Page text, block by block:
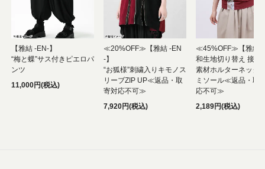
【雅結 -EN-】
“梅と蝶”サス付きピエロパ
ンツ
11,000円(税込)
≪20%OFF≫【雅結 -EN
-】
“お狐様”刺繍入りキモノス
リーブZIP UP≪返品・取
寄対応不可≫
7,920円(税込)
≪45%OFF≫【雅結
和生地切り替え 接触
素材ホルターネック
ミソール≪返品・取
応不可≫
2,189円(税込)